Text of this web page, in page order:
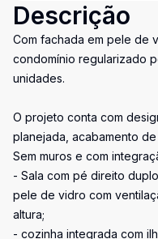
Descrição
Com fachada em pele de
condomínio regularizado
unidades.
O projeto conta com
planejada, acabamento
Sem muros e com
- Sala com pé direito
pele de vidro com
altura;
- cozinha integrada com